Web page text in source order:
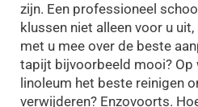
zijn. Een professioneel
klussen niet alleen voor u
met u mee over de beste
tapijt bijvoorbeeld mooi? Op
linoleum het beste reinigen
verwijderen? Enzovoorts.